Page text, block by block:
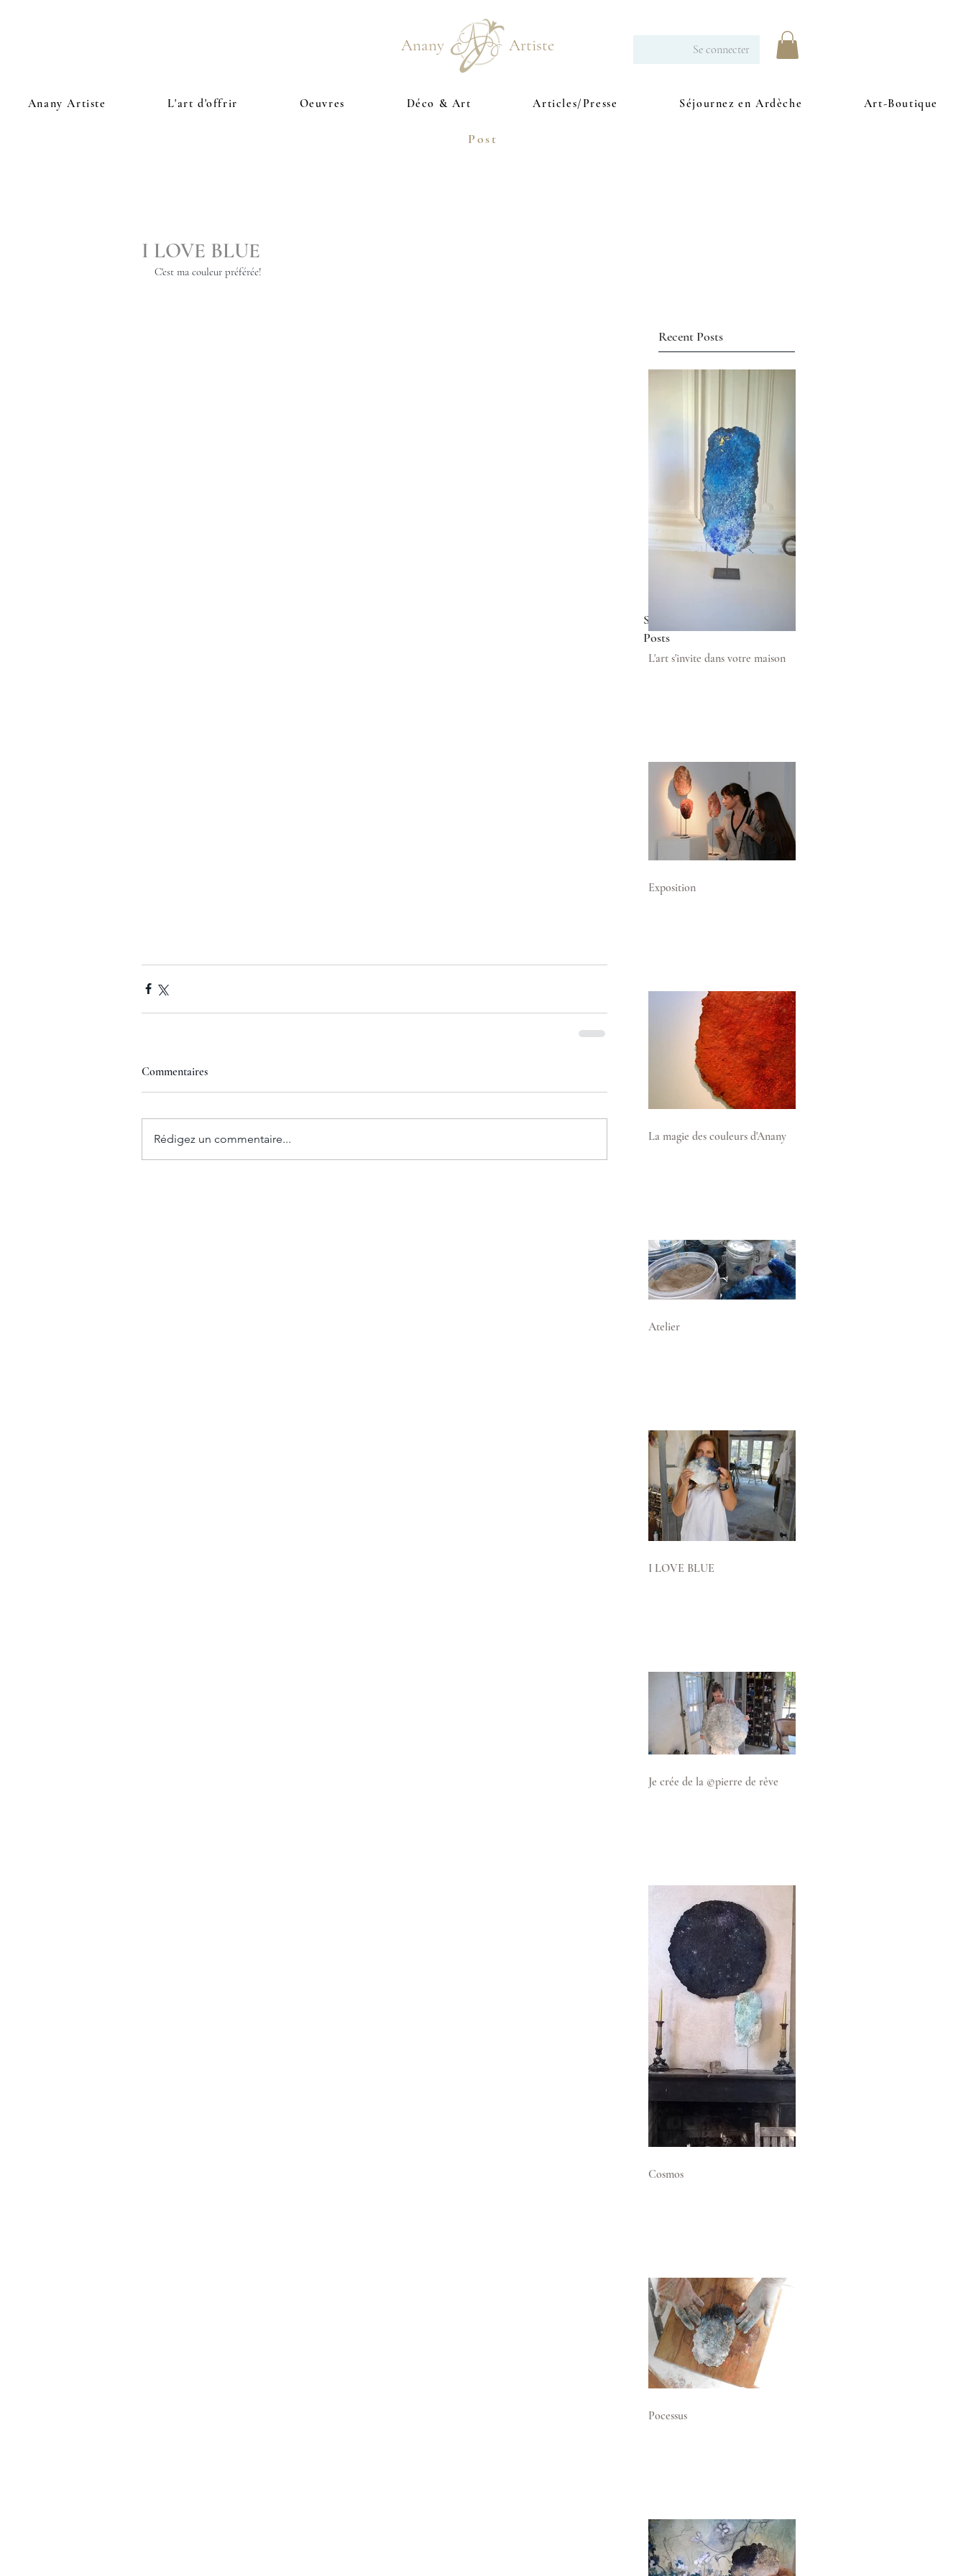
Anany Artiste Se connecter
Anany Artiste L'art d'offrir Oeuvres Déco & Art Articles/Presse Séjournez en Ardèche Art-Boutique
Post
Stay Up-To-Date with New
Posts
I LOVE BLUE
C'est ma couleur préférée!
Commentaires
Rédigez un commentaire...
Recent Posts
L'art s'invite dans votre maison
Exposition
La magie des couleurs d'Anany
Atelier
I LOVE BLUE
Je crée de la ©pierre de rêve
Cosmos
Pocessus